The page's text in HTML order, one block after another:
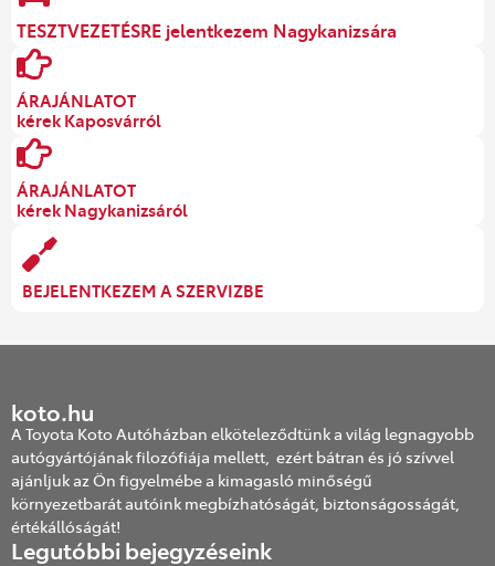
TESZTVEZETÉSRE jelentkezem Nagykanizsára
ÁRAJÁNLATOT
kérek Kaposvárról
ÁRAJÁNLATOT
kérek Nagykanizsáról
BEJELENTKEZEM A SZERVIZBE
koto.hu
A Toyota Koto Autóházban elköteleződtünk a világ legnagyobb
autógyártójának filozófiája mellett, ezért bátran és jó szívvel
ajánljuk az Ön figyelmébe a kimagasló minőségű
környezetbarát autóink megbízhatóságát, biztonságosságát,
értékállóságát!
Legutóbbi bejegyzéseink